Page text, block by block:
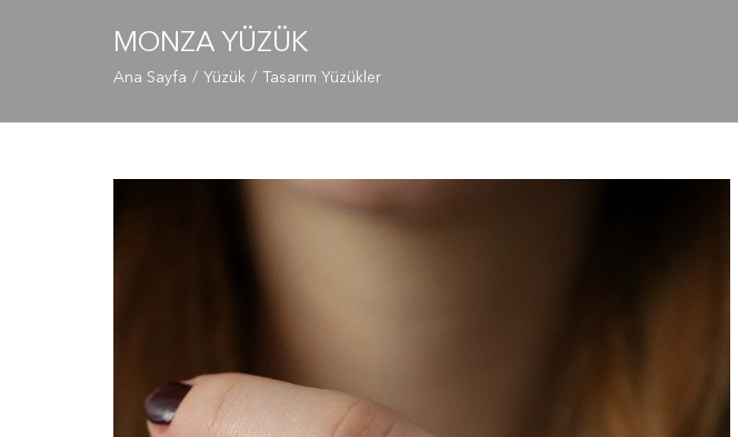
MONZA YÜZÜK
Ana Sayfa Yüzük Tasarım Yüzükler